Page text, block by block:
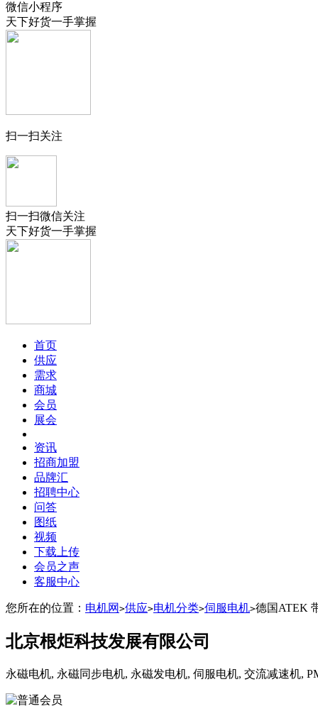
微信小程序
天下好货一手掌握
扫一扫关注
扫一扫微信关注
天下好货一手掌握
首页
供应
需求
商城
会员
展会
资讯
招商加盟
品牌汇
招聘中心
问答
图纸
视频
下载上传
会员之声
客服中心
您所在的位置： 电机网 >供应>电机分类>伺服电机>德国ATEK
北京根炬科技发展有限公司
永磁电机, 永磁同步电机, 永磁发电机, 伺服电机, 交流减速机,